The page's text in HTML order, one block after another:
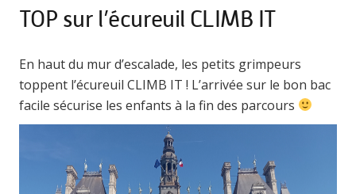
TOP sur l’écureuil CLIMB IT
En haut du mur d’escalade, les petits grimpeurs
toppent l’écureuil CLIMB IT ! L’arrivée sur le bon bac
facile sécurise les enfants à la fin des parcours